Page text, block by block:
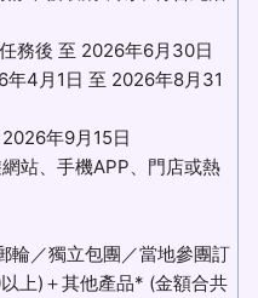
務後 至 2026年6月30日
年4月1日 至 2026年8月31
年9月15日
站、手機APP、門店或熱
輪／獨立包團／當地參團訂
上)＋其他產品* (金額合共